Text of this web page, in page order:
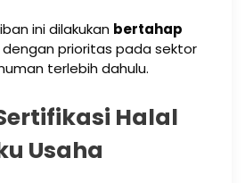
ini dilakukan bertahap
prioritas pada sektor
terlebih dahulu.
Halal
Usaha